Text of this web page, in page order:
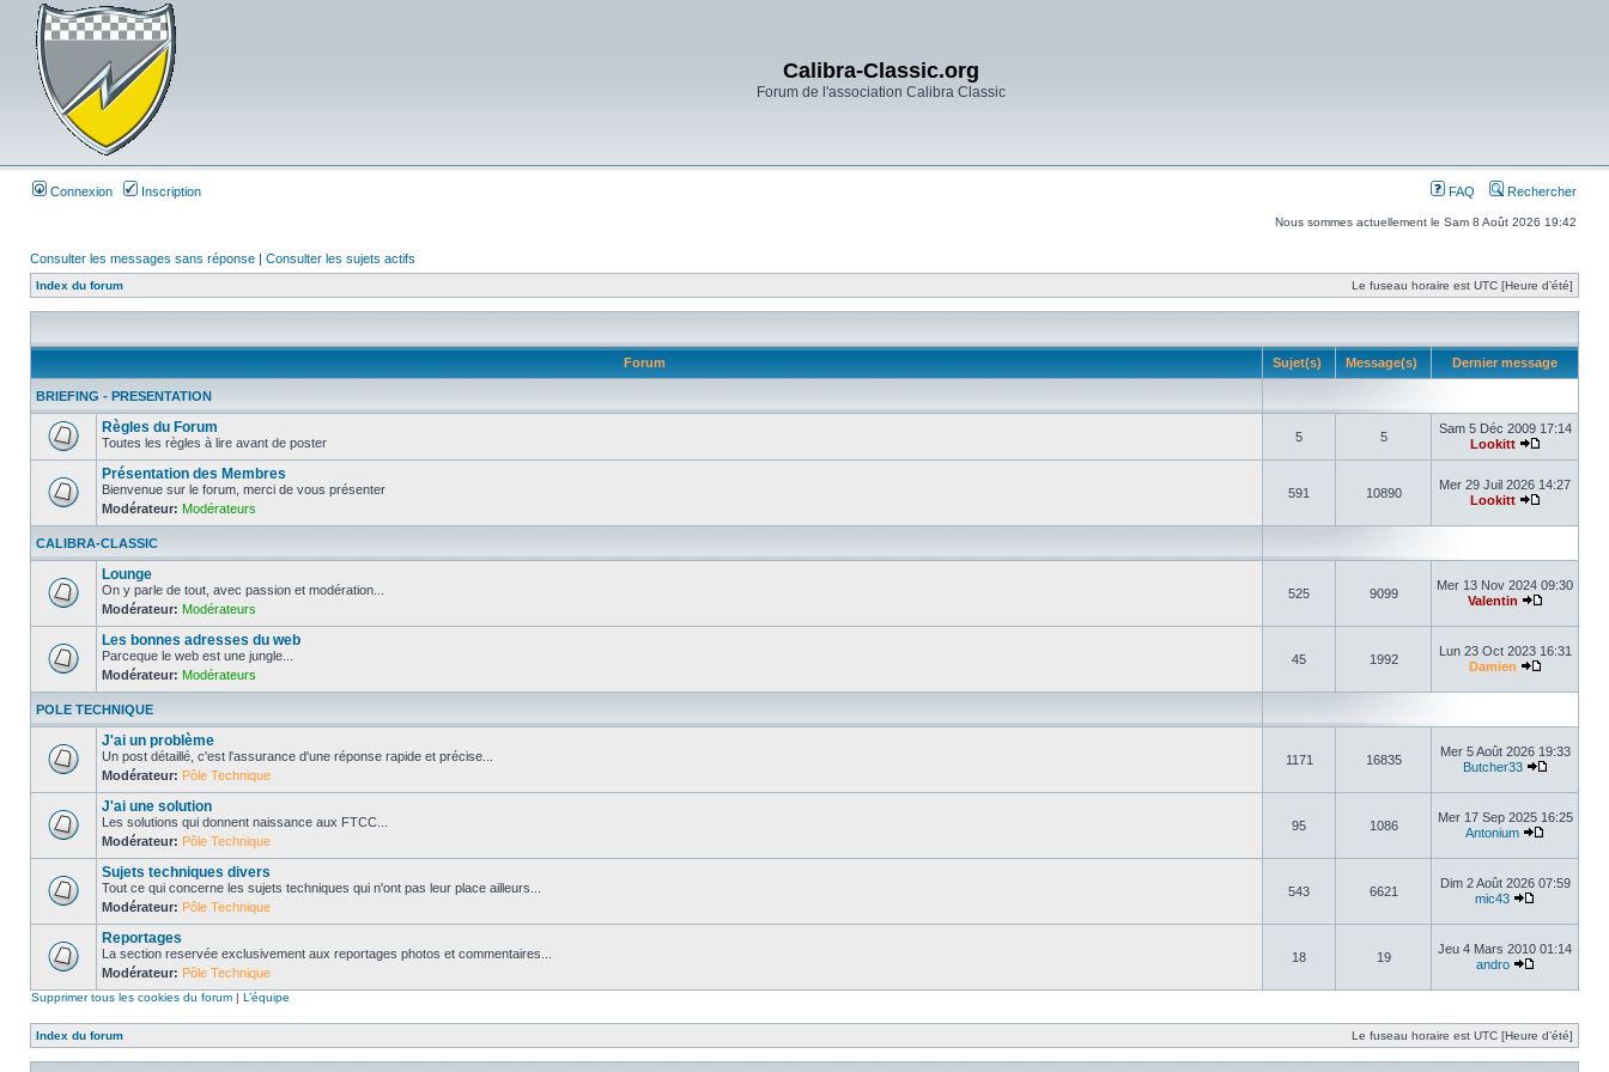
Calibra-Classic.org
Forum de l'association Calibra Classic
Connexion Inscription FAQ Rechercher
Nous sommes actuellement le Sam 8 Août 2026 19:42
Consulter les messages sans réponse | Consulter les sujets actifs
Index du forum Le fuseau horaire est UTC [Heure d’été]
Forum Sujet(s) Message(s) Dernier message
BRIEFING - PRESENTATION
Règles du Forum
Toutes les règles à lire avant de poster 5 5
Sam 5 Déc 2009 17:14
Lookitt
Présentation des Membres
Bienvenue sur le forum, merci de vous présenter
Modérateur: Modérateurs
591 10890
Mer 29 Juil 2026 14:27
Lookitt
CALIBRA-CLASSIC
Lounge
On y parle de tout, avec passion et modération...
Modérateur: Modérateurs
525 9099
Mer 13 Nov 2024 09:30
Valentin
Les bonnes adresses du web
Parceque le web est une jungle...
Modérateur: Modérateurs
45 1992
Lun 23 Oct 2023 16:31
Damien
POLE TECHNIQUE
J'ai un problème
Un post détaillé, c'est l'assurance d'une réponse rapide et précise...
Modérateur: Pôle Technique
1171 16835
Mer 5 Août 2026 19:33
Butcher33
J'ai une solution
Les solutions qui donnent naissance aux FTCC...
Modérateur: Pôle Technique
95 1086
Mer 17 Sep 2025 16:25
Antonium
Sujets techniques divers
Tout ce qui concerne les sujets techniques qui n'ont pas leur place ailleurs...
Modérateur: Pôle Technique
543 6621
Dim 2 Août 2026 07:59
mic43
Reportages
La section reservée exclusivement aux reportages photos et commentaires...
Modérateur: Pôle Technique
18 19
Jeu 4 Mars 2010 01:14
andro
Supprimer tous les cookies du forum | L’équipe
Index du forum Le fuseau horaire est UTC [Heure d’été]